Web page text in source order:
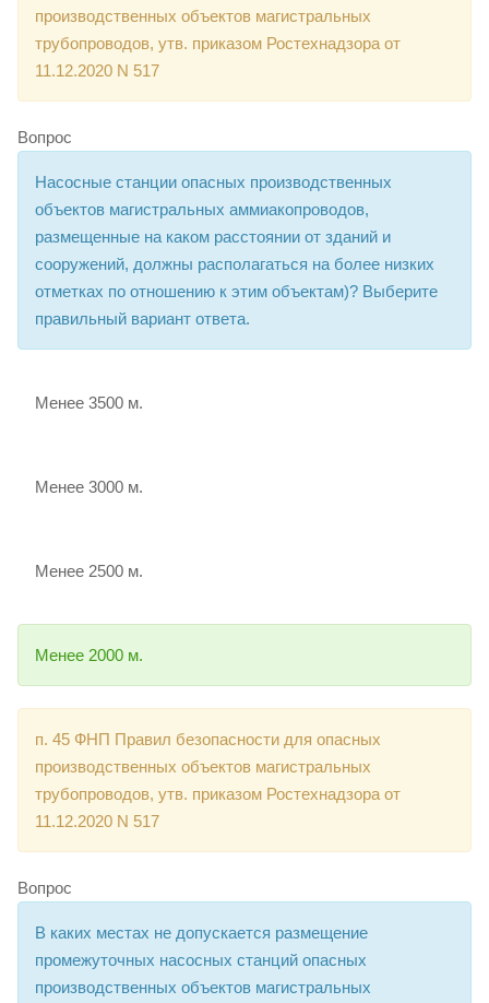
производственных объектов магистральных
трубопроводов, утв. приказом Ростехнадзора от
11.12.2020 N 517
Вопрос
Насосные станции опасных производственных
объектов магистральных аммиакопроводов,
размещенные на каком расстоянии от зданий и
сооружений, должны располагаться на более низких
отметках по отношению к этим объектам)? Выберите
правильный вариант ответа.
Менее 3500 м.
Менее 3000 м.
Менее 2500 м.
Менее 2000 м.
п. 45 ФНП Правил безопасности для опасных
производственных объектов магистральных
трубопроводов, утв. приказом Ростехнадзора от
11.12.2020 N 517
Вопрос
В каких местах не допускается размещение
промежуточных насосных станций опасных
производственных объектов магистральных